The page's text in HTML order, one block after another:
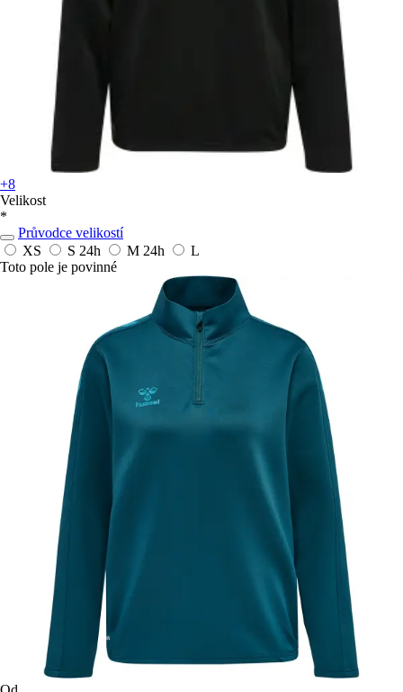
+8
Velikost
*
Průvodce velikostí
XS
S 24h M 24h
L
Toto pole je povinné